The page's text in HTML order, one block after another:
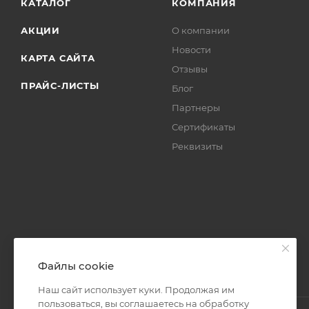
КАТАЛОГ
АКЦИИ
КАРТА САЙТА
ПРАЙС-ЛИСТЫ
КОМПАНИЯ
О компании
Новости
Отзывы
Блог
Партнеры
Сертификаты
Реквизиты
Файлы cookie
Наш сайт использует куки. Продолжая им
пользоваться, вы соглашаетесь на обработку